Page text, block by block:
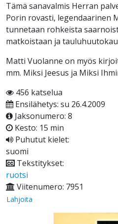
Tämä sanavalmis Herran
Porin rovasti, legendaarinen
tunnetaan rohkeista
matkoistaan ja
Matti Vuolanne on myös
mm. Miksi Jeesus ja Miksi
456 katselua
Ensilähetys: su 26.4.2009
Jaksonumero: 8
Kesto: 15 min
Puhutut kielet:
suomi
Tekstitykset:
ruotsi
Viitenumero: 7951
Lahjoita